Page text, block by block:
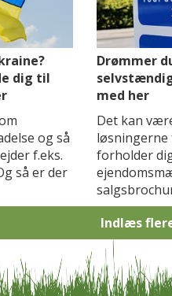
dig til
og så
f.eks.
så er der
Drømmer
med her
Det kan
løsningerne
forholder
Indlæs